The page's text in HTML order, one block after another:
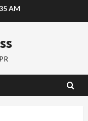
AM